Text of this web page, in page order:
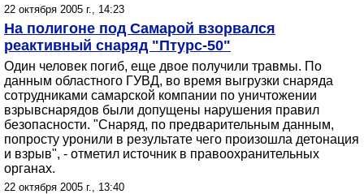
22 октября 2005 г., 14:23
На полигоне под Самарой взорвался
реактивный снаряд "Птурс-50"
Один человек погиб, еще двое получили травмы. По
данным областного ГУВД, во время выгрузки снаряда
сотрудниками самарской компании по уничтожении
взрывснарядов были допущены нарушения правил
безопасности. "Снаряд, по предварительным данным,
попросту уронили в результате чего произошла детонация
и взрыв", - отметил источник в правоохранительных
органах.
22 октября 2005 г., 13:40